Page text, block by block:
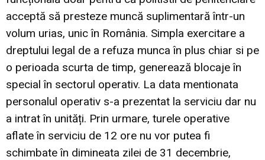
acceptă să presteze muncă suplimentară într-un
volum urias, unic în România. Simpla exercitare a
dreptului legal de a refuza munca în plus chiar si pe
o perioada scurta de timp, generează blocaje în
special în sectorul operativ. La data mentionata
personalul operativ s-a prezentat la serviciu dar nu
a intrat în unități. Prin urmare, turele operative
aflate în serviciu de 12 ore nu vor putea fi
schimbate în dimineata zilei de 31 decembrie,